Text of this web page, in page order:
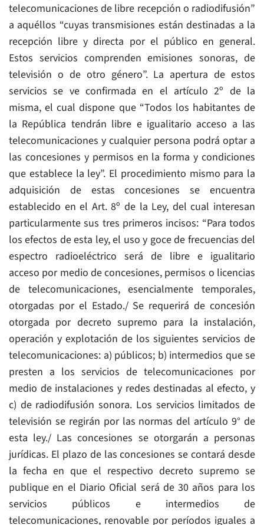
telecomunicaciones de libre recepción o radiodifusión”
a aquéllos “cuyas transmisiones están destinadas a la
recepción libre y directa por el público en general.
Estos servicios comprenden emisiones sonoras, de
televisión o de otro género”. La apertura de estos
servicios se ve confirmada en el artículo 2º de la
misma, el cual dispone que “Todos los habitantes de
la República tendrán libre e igualitario acceso a las
telecomunicaciones y cualquier persona podrá optar a
las concesiones y permisos en la forma y condiciones
que establece la ley”. El procedimiento mismo para la
adquisición de estas concesiones se encuentra
establecido en el Art. 8º de la Ley, del cual interesan
particularmente sus tres primeros incisos: “Para todos
los efectos de esta ley, el uso y goce de frecuencias del
espectro radioeléctrico será de libre e igualitario
acceso por medio de concesiones, permisos o licencias
de telecomunicaciones, esencialmente temporales,
otorgadas por el Estado./ Se requerirá de concesión
otorgada por decreto supremo para la instalación,
operación y explotación de los siguientes servicios de
telecomunicaciones: a) públicos; b) intermedios que se
presten a los servicios de telecomunicaciones por
medio de instalaciones y redes destinadas al efecto, y
c) de radiodifusión sonora. Los servicios limitados de
televisión se regirán por las normas del artículo 9° de
esta ley./ Las concesiones se otorgarán a personas
jurídicas. El plazo de las concesiones se contará desde
la fecha en que el respectivo decreto supremo se
publique en el Diario Oficial será de 30 años para los
servicios públicos e intermedios de
telecomunicaciones, renovable por períodos iguales a